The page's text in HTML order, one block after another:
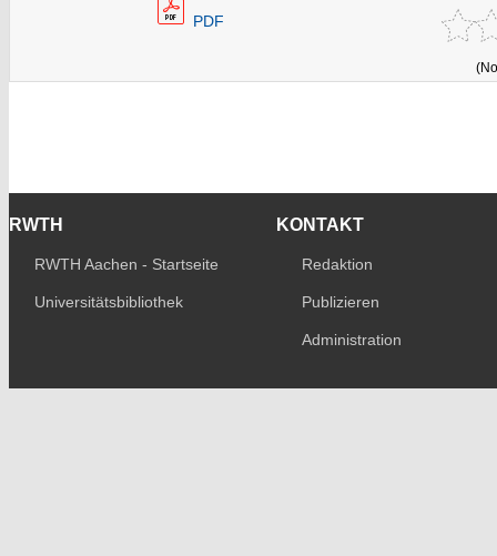
PDF
RWTH
RWTH Aachen - Startseite
Universitätsbibliothek
KONTAKT
Redaktion
Publizieren
Administration